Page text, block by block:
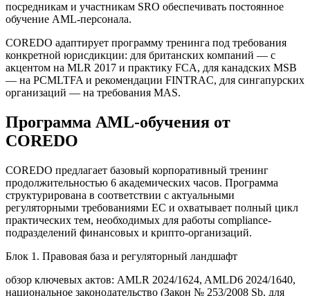
посредникам и участникам SRO обеспечивать постоянное
обучение AML-персонала.
COREDO адаптирует программу тренинга под требования
конкретной юрисдикции: для британских компаний — с
акцентом на MLR 2017 и практику FCA, для канадских MSB
— на PCMLTFA и рекомендации FINTRAC, для сингапурских
организаций — на требования MAS.
Программа AML-обучения от
COREDO
COREDO предлагает базовый корпоративный тренинг
продолжительностью 6 академических часов. Программа
структурирована в соответствии с актуальными
регуляторными требованиями ЕС и охватывает полный цикл
практических тем, необходимых для работы compliance-
подразделений финансовых и крипто-организаций.
Блок 1. Правовая база и регуляторный ландшафт
обзор ключевых актов: AMLR 2024/1624, AMLD6 2024/1640,
национальное законодательство (Закон № 253/2008 Sb. для